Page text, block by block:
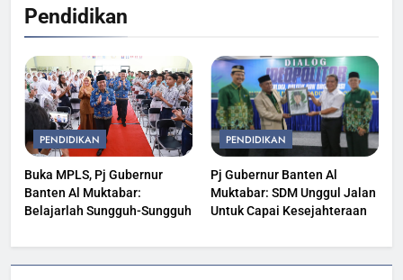
Pendidikan
PENDIDIKAN
Buka MPLS, Pj Gubernur
Banten Al Muktabar:
Belajarlah Sungguh-Sungguh
PENDIDIKAN
Pj Gubernur Banten Al
Muktabar: SDM Unggul Jalan
Untuk Capai Kesejahteraan